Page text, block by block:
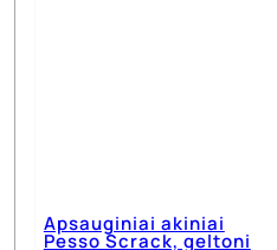
Apsauginiai akiniai
Pesso Scrack, geltoni